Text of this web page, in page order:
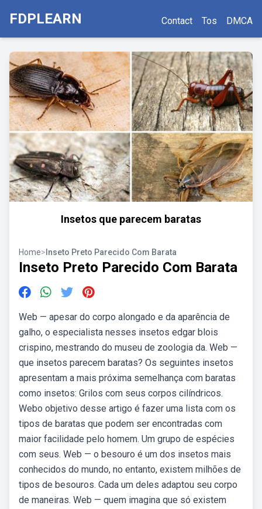
FDPLEARN Contact Tos DMCA
Insetos que parecem baratas
Home> Inseto Preto Parecido Com Barata
Inseto Preto Parecido Com Barata
Web — apesar do corpo alongado e da aparência de
galho, o especialista nesses insetos edgar blois
crispino, mestrando do museu de zoologia da. Web —
que insetos parecem baratas? Os seguintes insetos
apresentam a mais próxima semelhança com baratas
como insetos: Grilos com seus corpos cilíndricos.
Webo objetivo desse artigo é fazer uma lista com os
tipos de baratas que podem ser encontradas com
maior facilidade pelo homem. Um grupo de espécies
com seus. Web — o besouro é um dos insetos mais
conhecidos do mundo, no entanto, existem milhões de
tipos de besouros. Cada um deles adaptou seu corpo
de maneiras. Web — quem imagina que só existem